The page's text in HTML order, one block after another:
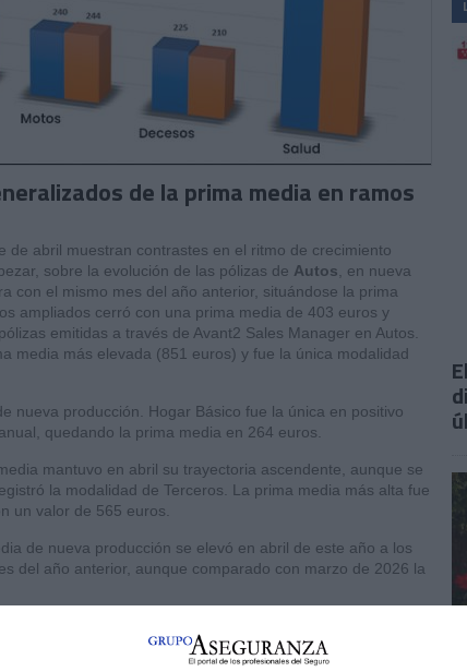
de la prima media en ramos
de abril muestran contrastes en el ritmo de crecimiento
sobre la evolución de las pólizas de Autos , en nueva
con el mismo mes del año anterior, situándose la prima
ampliados cerró con una prima media de 403 euros y
emitidas a través de Avant2 Sales Manager en Autos.
media más elevada (851 euros) y fue la única modalidad
nueva producción. Hogar Básico fue la única en positivo
quedando la prima media en 264 euros.
mantuvo en abril su trayectoria ascendente, aunque se
la modalidad de Terceros. La prima media más alta fue
un valor de 565 euros.
de nueva producción se elevó en abril de este año a los
del año anterior, aunque comparado con marzo de 2026 la
como esta, pinche aquí